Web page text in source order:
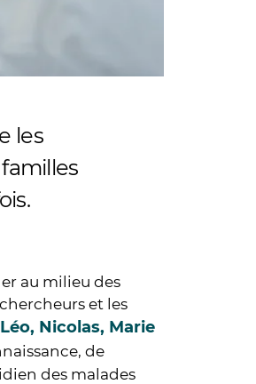
les
au milieu des
et les
Nicolas, Marie
de
des malades